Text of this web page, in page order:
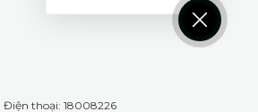
Điện thoại: 18008226